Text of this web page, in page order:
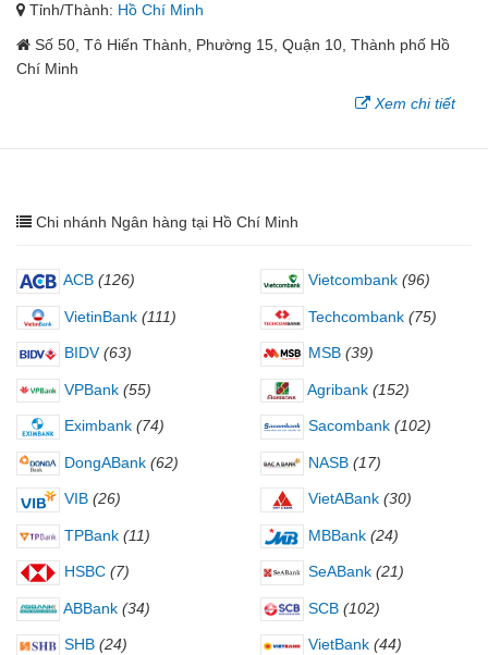
Tỉnh/Thành: Hồ Chí Minh
Số 50, Tô Hiến Thành, Phường 15, Quận 10, Thành phố Hồ
Chí Minh
Xem chi tiết
Chi nhánh Ngân hàng tại Hồ Chí Minh
ACB (126) Vietcombank (96)
VietinBank (111) Techcombank (75)
BIDV (63) MSB (39)
VPBank (55) Agribank (152)
Eximbank (74) Sacombank (102)
DongABank (62) NASB (17)
VIB (26) VietABank (30)
TPBank (11) MBBank (24)
HSBC (7) SeABank (21)
ABBank (34) SCB (102)
SHB (24) VietBank (44)